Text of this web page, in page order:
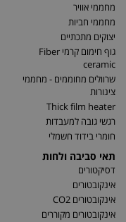
מחממי אוויר
מחממי חביות
יצוקים מתכתיים
גוף חימום קרמי Fiber
ceramic
שרוולים מחוממים - מחממי
צינורות
Thick film heater
רגשי גובה למעבדות
חומרי בידוד חשמלי
תאי סביבה ולחות
דסיקטורים
אינקובטורים
אינקובטורים CO2
אינקובטורים מקוררים